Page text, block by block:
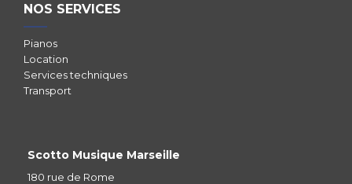
NOS SERVICES
Pianos
Location
Services techniques
Transport
Scotto Musique Marseille
180 rue de Rome